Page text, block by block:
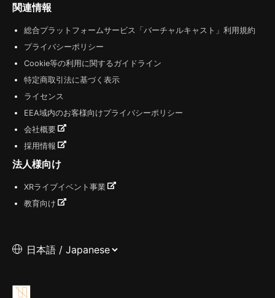
関連情報
総合プラットフォームサービス「バーチャルキャスト」利用規約
プライバシーポリシー
Cookie等の利用に関するガイドライン
特定商取引法に基づく表示
ライセンス
EEA域内のお客様向けプライバシーポリシー
会社概要
採用情報
法人様向け
XRライブイベント事業
教育向け